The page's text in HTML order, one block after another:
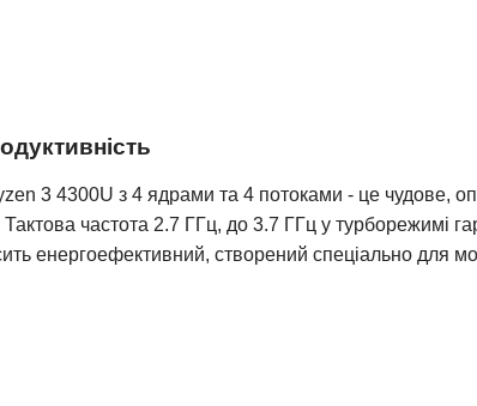
3 4300U з 4 ядрами та 4 потоками - це чудове,
Тактова частота 2.7 ГГц, до 3.7 ГГц у
енергоефективний, створений спеціально для